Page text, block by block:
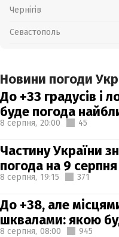
Чернігів
Севастополь
Новини погоди
До +33 градусів і
буде погода
8 серпня, 20:00 45
Частину України
погода на 9 серпня
8 серпня, 19:15 371
До +38, але
шквалами: якою
8 серпня, 08:00 945